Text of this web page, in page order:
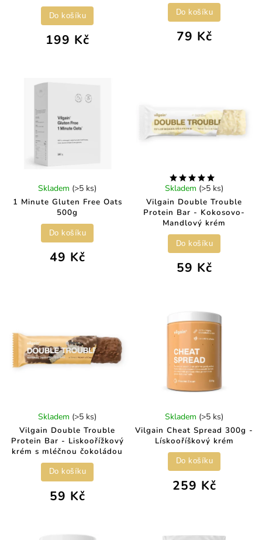
199 Kč
Do košíku
79 Kč
Do košíku
1 Minute Gluten Free Oats
500g
Skladem (>5 ks)
49 Kč
Do košíku
Vilgain Double Trouble
Protein Bar - Kokosovo-
Mandlový krém
Skladem (>5 ks)
59 Kč
Do košíku
Vilgain Double Trouble
Protein Bar - Liskoořížkový
krém s mléčnou čokoládou
Skladem (>5 ks)
59 Kč
Do košíku
Vilgain Cheat Spread 300g -
Lískooříškový krém
Skladem (>5 ks)
259 Kč
Do košíku